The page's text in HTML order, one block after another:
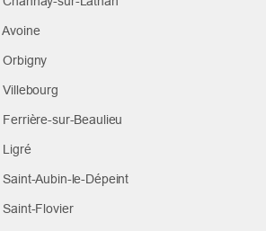
sur-Beaulieu
Ligré
Aubin-le-Dépeint
Flovier